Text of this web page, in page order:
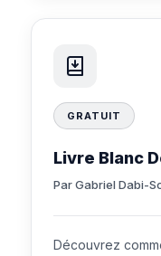
GRATUIT
Livre Blanc
Par Gabriel Dabi-
Découvrez